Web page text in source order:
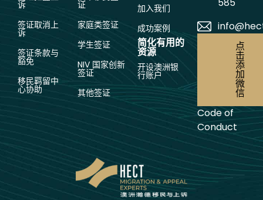
诉
签证取消上
诉
签证条款与
豁免
移民羁留中
心协助
证
家庭类签证
学生签证
NIV 国家创新
签证
其他签证
加入我们
成功案例
简化有用的
资源
开设澳洲银
行账户
点
击
添
加
微
信
Code of
Conduct